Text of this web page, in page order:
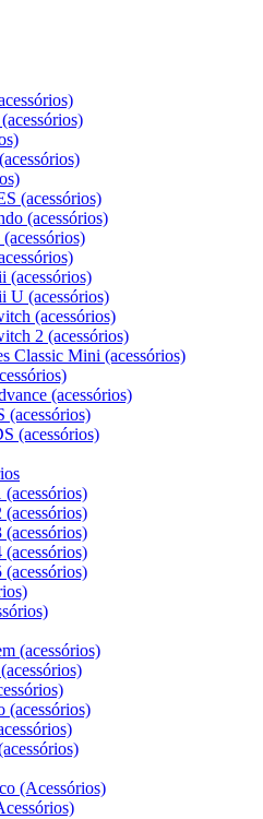
(acessórios)
(acessórios)
(acessórios)
U (acessórios)
(acessórios)
2 (acessórios)
Classic Mini (acessórios)
(acessórios)
(acessórios)
(acessórios)
(acessórios)
(acessórios)
(acessórios)
(acessórios)
(acessórios)
(acessórios)
(acessórios)
(Acessórios)